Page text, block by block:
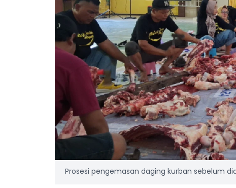
Prosesi pengemasan daging kurban sebelum